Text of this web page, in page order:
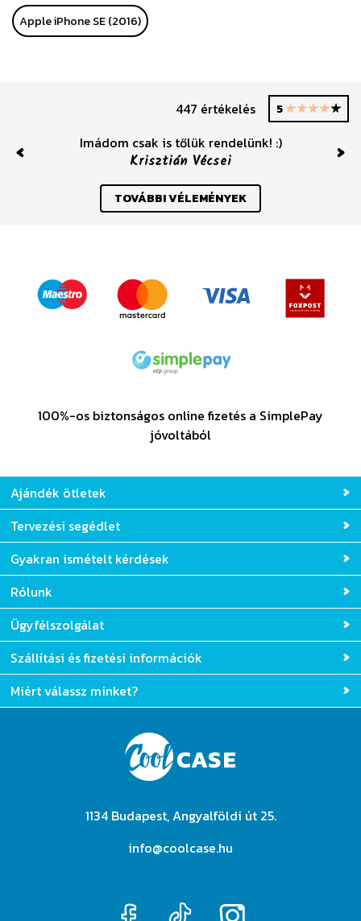
Apple iPhone SE (2016)
447 értékelés 5
Imádom csak is tőlük rendelünk! :)
Krisztián Vécsei
Previous
TOVÁBBI VÉLEMÉNYEK
100%-os biztonságos online fizetés a SimplePay
jóvoltából
Ajándék ötletek
Tervezési segédlet
Gyakran ismételt kérdések
Rólunk
Ügyfélszolgálat
Szállítási és fizetési információk
Miért válassz minket?
1134 Budapest, Angyalföldi út 25.
info@coolcase.hu